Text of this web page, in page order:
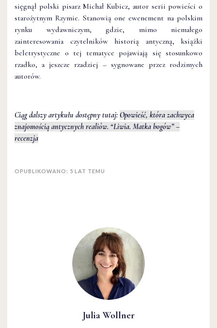
Julia Wollner
sięgnął polski pisarz Michał Kubicz, autor serii powieści o
starożytnym Rzymie. Stanowią one ewenement na polskim
rynku wydawniczym, gdzie, mimo niemałego
zainteresowania czytelników historią antyczną, książki
beletrystyczne o tej tematyce pojawiają się stosunkowo
rzadko, a jeszcze rzadziej – sygnowane przez rodzimych
autorów.
Ciąg dalszy artykułu dostępny tutaj: Opowieść, która zachwyca
znajomością antycznych realiów. “Liwia. Matka bogów” –
recenzja
OPUBLIKOWANO: 5 LAT TEMU